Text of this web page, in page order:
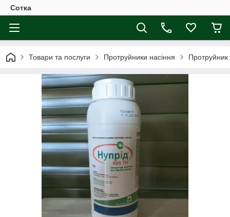
Сотка
Товари та послуги Протруйники насіння